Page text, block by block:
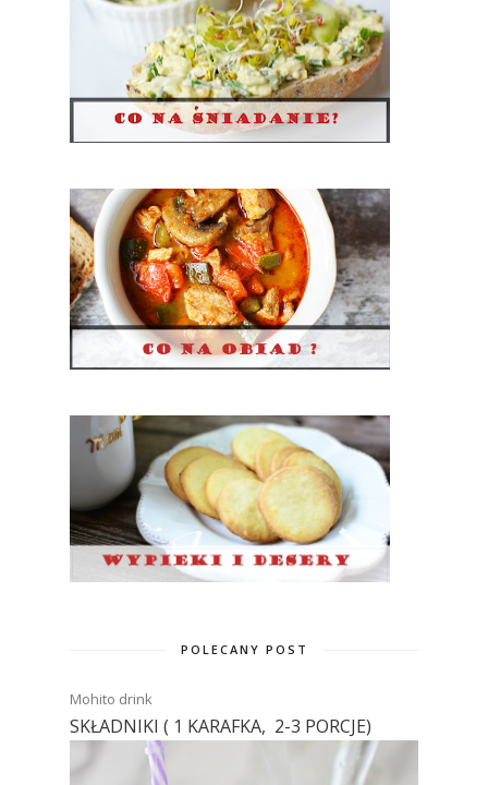
POLECANY POST
Mohito drink
SKŁADNIKI ( 1 KARAFKA, 2-3 PORCJE)